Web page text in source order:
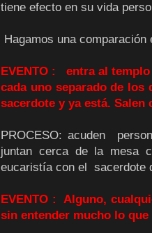
tiene efecto en su vida
Hagamos una
EVENTO : entra al
cada uno separado de los
sacerdote y ya está. Salen
PROCESO: acuden
juntan cerca de la mesa
eucaristía con el sacerdote
EVENTO : Alguno,
sin entender mucho lo que